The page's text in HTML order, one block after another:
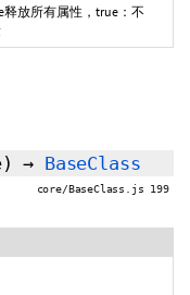
释放所有属性，true：不
) → BaseClass
core/BaseClass.js 199